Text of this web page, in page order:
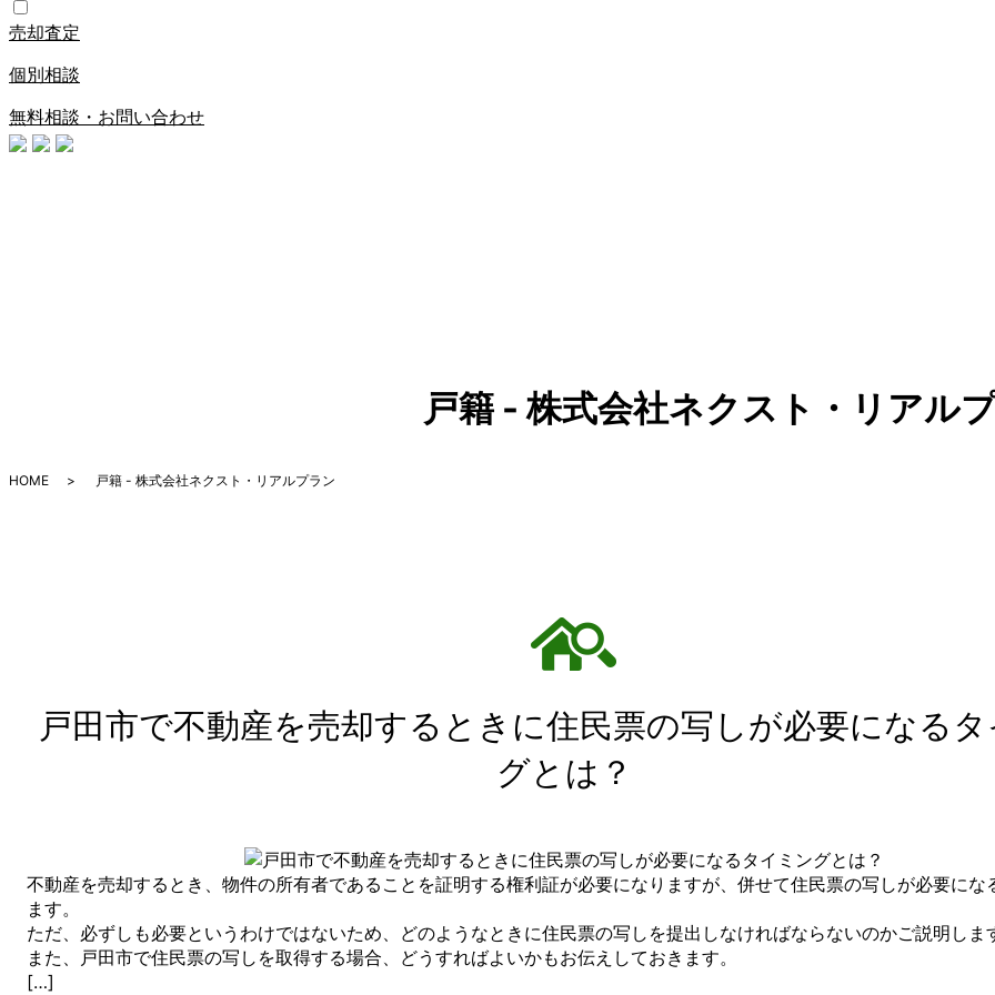
売却査定
個別相談
無料相談・お問い合わせ
戸籍 - 株式会社ネクスト・リアル
HOME 戸籍 - 株式会社ネクスト・リアルプラン
戸田市で不動産を売却するときに住民票の写しが必要になる
グとは？
不動産を売却するとき、物件の所有者であることを証明する権利証が必要になりますが、併せて住民票の写しが必要にな
ます。
ただ、必ずしも必要というわけではないため、どのようなときに住民票の写しを提出しなければならないのかご説明しま
また、戸田市で住民票の写しを取得する場合、どうすればよいかもお伝えしておきます。
[…]